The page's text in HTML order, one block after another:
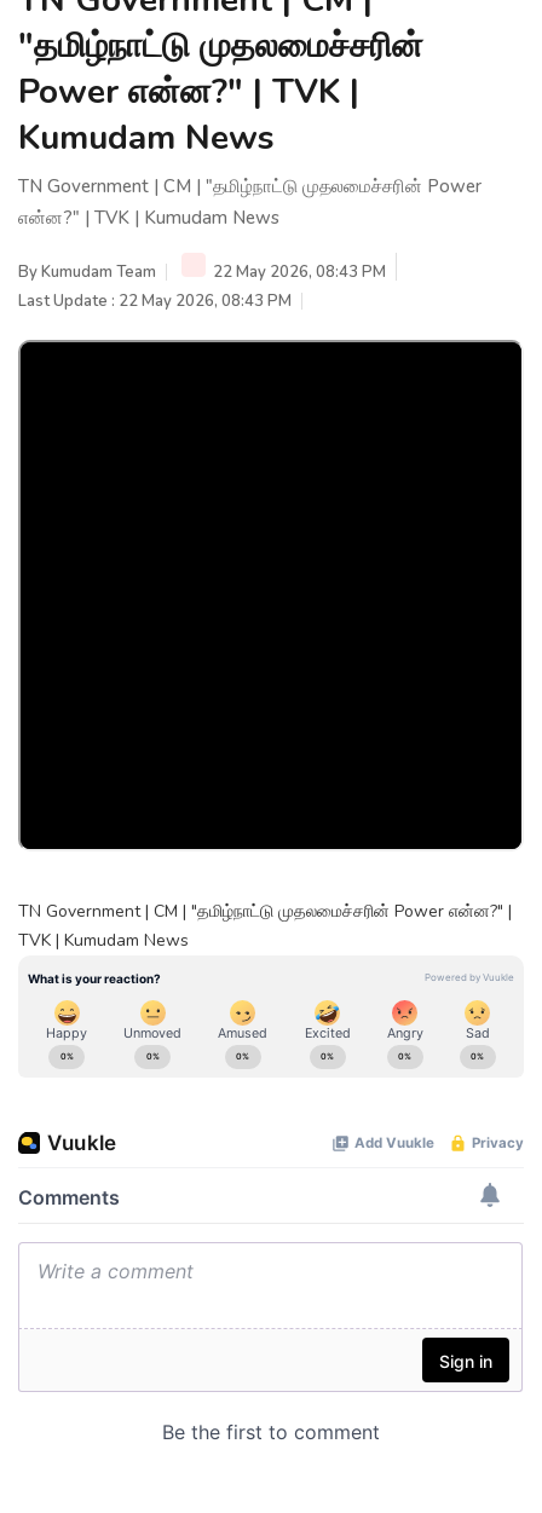
"தமிழ்நாட்டு முதலமைச்சரின்
Power என்ன?" | TVK |
Kumudam News
TN Government | CM | "தமிழ்நாட்டு முதலமைச்சரின் Power
என்ன?" | TVK | Kumudam News
ByKumudam Team
22 May 2026, 08:43 PM
Last Update : 22 May 2026, 08:43 PM
TN Government | CM | "தமிழ்நாட்டு முதலமைச்சரின் Power என்ன?" |
TVK | Kumudam News